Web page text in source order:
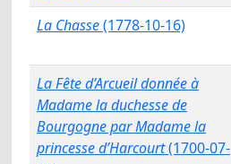
La Chasse(1778-10-16)
La Fête d’Arcueil donnée à
Madame la duchesse de
Bourgogne par Madame la
princesse d’Harcourt(1700-07-